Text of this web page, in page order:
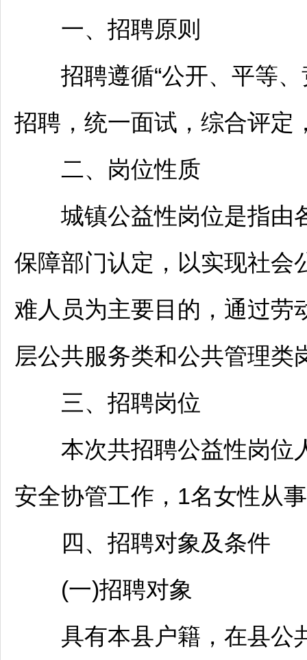
一、 招聘原则
招聘遵循“公开、平等
招聘 ，统一面试，综合评定
二、岗位性质
城镇公益性岗位是指由
保障部门认定，以实现社会
难人员为主要目的，通过劳
层公共服务类和公共管理类
三、 招聘岗位
本次共招聘公益性岗位
安全协管工作，1名女性从
四、 招聘对象及条件
(一)招聘对象
具有本县户籍，在县公